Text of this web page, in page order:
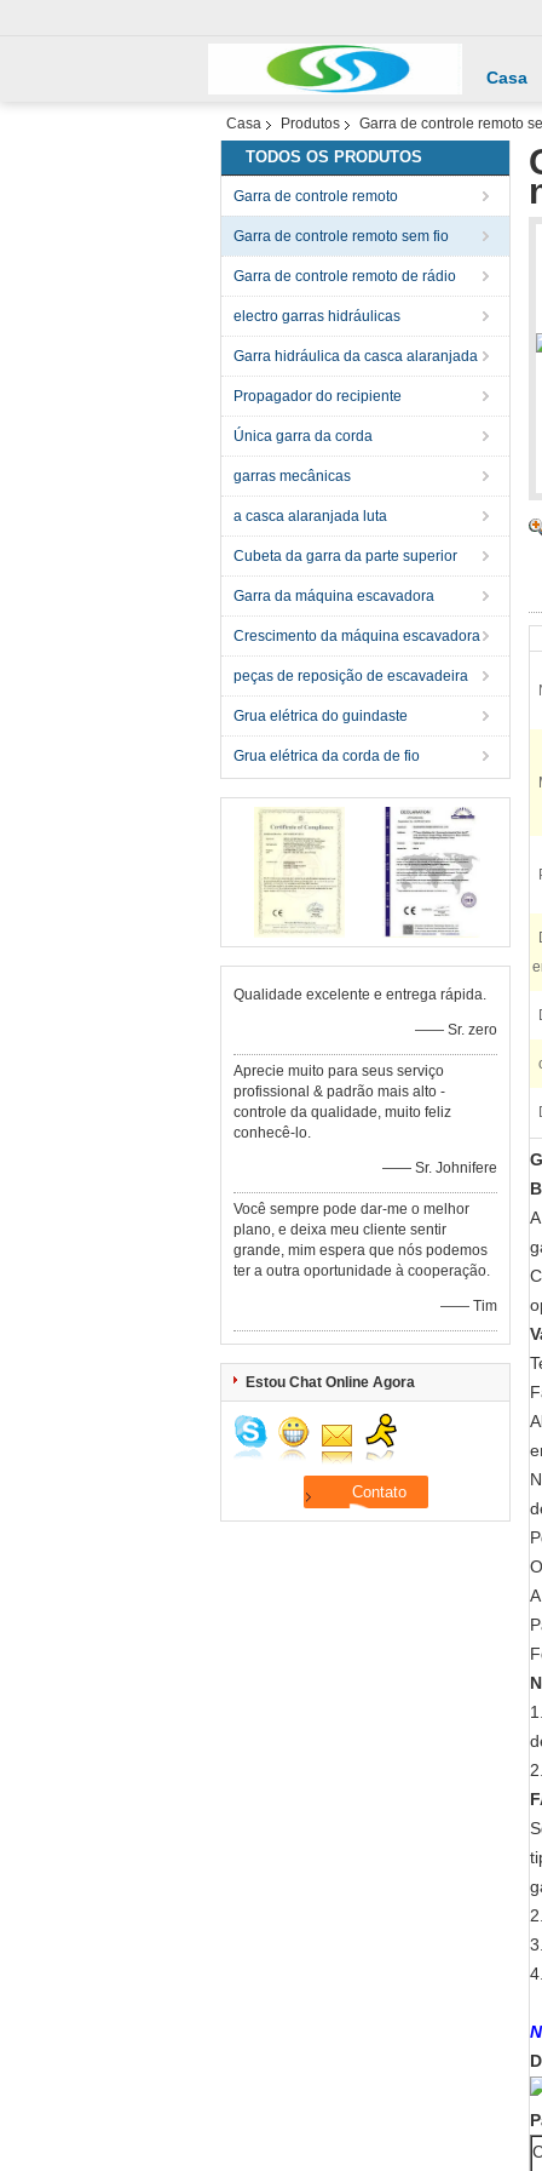
Casa
Casa Produtos Garra de controle remoto
TODOS OS PRODUTOS
Garra de controle remoto
Garra de controle remoto sem fio
Garra de controle remoto de rádio
electro garras hidráulicas
Garra hidráulica da casca alaranjada
Propagador do recipiente
Única garra da corda
garras mecânicas
a casca alaranjada luta
Cubeta da garra da parte superior
Garra da máquina escavadora
Crescimento da máquina escavadora
peças de reposição de escavadeira
Grua elétrica do guindaste
Grua elétrica da corda de fio
Qualidade excelente e entrega rápida.
—— Sr. zero
Aprecie muito para seus serviço
profissional & padrão mais alto -
controle da qualidade, muito feliz
conhecê-lo.
—— Sr. Johnifere
Você sempre pode dar-me o melhor
plano, e deixa meu cliente sentir
grande, mim espera que nós podemos
ter a outra oportunidade à cooperação.
—— Tim
Estou Chat Online Agora